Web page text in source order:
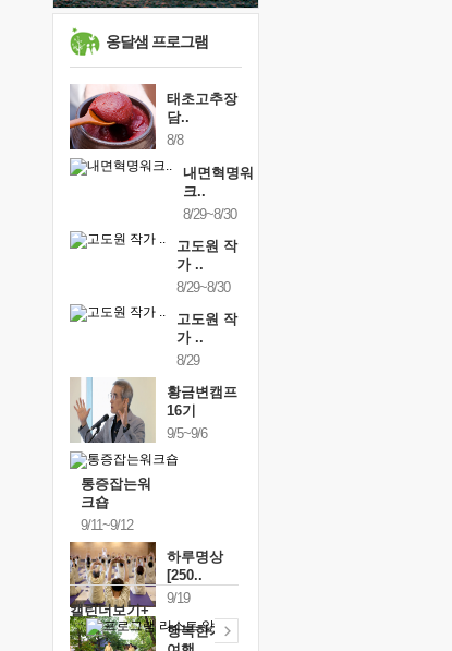
유년 시절의 부산 영도 바다
못된 꼰대들
거울 속의 나
옹달샘 프로그램
태초고추장
담..
8/8
내면혁명워
크..
8/29~8/30
고도원 작
가 ..
8/29~8/30
고도원 작
가 ..
8/29
황금변캠프
16기
9/5~9/6
통증잡는워
크숍
9/11~9/12
하루명상
[250..
9/19
행복한가족
캘린더보기+